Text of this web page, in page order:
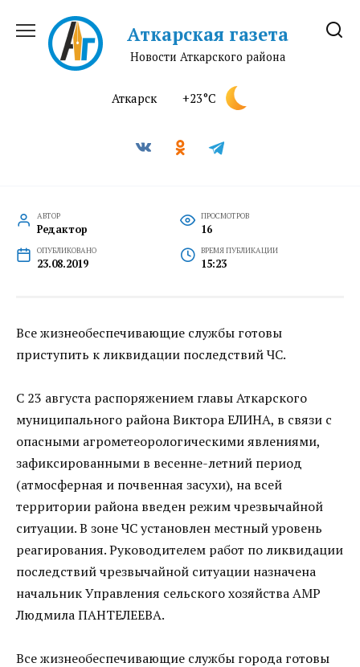
содержанию
Аткарская газета
Новости Аткарского района
Аткарск +23°C
АВТОР
Редактор
ПРОСМОТРОВ
16
ОПУБЛИКОВАНО
23.08.2019
ВРЕМЯ ПУБЛИКАЦИИ
15:23
Все жизнеобеспечивающие службы готовы
приступить к ликвидации последствий ЧС.
С 23 августа распоряжением главы Аткарского
муниципального района Виктора ЕЛИНА, в связи с
опасными агрометеорологическими явлениями,
зафиксированными в весенне-летний период
(атмосферная и почвенная засухи), на всей
территории района введен режим чрезвычайной
ситуации. В зоне ЧС установлен местный уровень
реагирования. Руководителем работ по ликвидации
последствий чрезвычайной ситуации назначена
начальник Управления сельского хозяйства АМР
Людмила ПАНТЕЛЕЕВА.
Все жизнеобеспечивающие службы города готовы